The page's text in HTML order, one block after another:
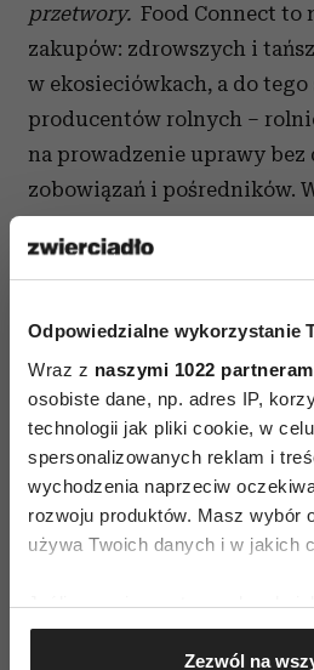
Odpowiedzialne wykorzystanie
Wraz z naszymi 1022
osobiste dane, np. adres IP,
technologii jak pliki cookie, w
spersonalizowanych reklam i
wychodzenia naprzeciw
rozwoju produktów. Masz wybór
używa Twoich danych i w jakich
Jeśli wyrazisz na to zgodę,
Gromadzić dane
geograficznej zZezwól na
przetwory. Food Connect to
zakupów: zdrowszych i
w ekosieciówkach, a do
producentów rolnych –
na prowadzenie uprawy
zobowiązań i pośredników.
zapas ultraświeżych
i topinamburem na czele,
przetwory, mąki i makarony)
dostawę. Aneta i Patrycja
radykalnej rewolucji w
przeprowadzić bez zmiany
jedzenia, dlatego zachęcają
zakładania lokalnych
produkty od okolicznych
dzielą się własnym